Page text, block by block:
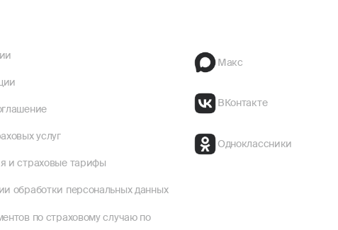
услуг
и страховые тарифы
обработки персональных данных
по страховому случаю по
Макс
ВКонтакте
Одноклассники